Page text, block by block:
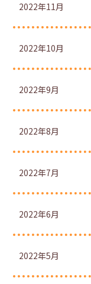
2022年11月
2022年10月
2022年9月
2022年8月
2022年7月
2022年6月
2022年5月